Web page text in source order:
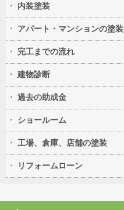
内装塗装
アパート・マンションの塗装
完工までの流れ
建物診断
過去の助成金
ショールーム
工場、倉庫、店舗の塗装
リフォームローン